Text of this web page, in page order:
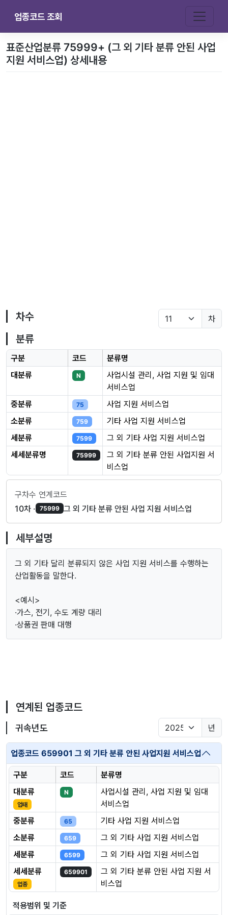
업종코드 조회
표준산업분류 75999+ (그 외 기타 분류 안된 사업
지원 서비스업) 상세내용
차수 차
분류
구분 코드
분류명
대분류
N
사업시설 관리, 사업 지원 및 임대
서비스업
중분류
75
사업 지원 서비스업
소분류
759
기타 사업 지원 서비스업
세분류
7599
그 외 기타 사업 지원 서비스업
세세분류명
75999
그 외 기타 분류 안된 사업지원 서
비스업
구차수 연계코드
10차 · 75999 그 외 기타 분류 안된 사업 지원 서비스업
세부설명
그 외 기타 달리 분류되지 않은 사업 지원 서비스를 수행하는
산업활동을 말한다.
<예시>
·가스, 전기, 수도 계량 대리
·상품권 판매 대행
연계된 업종코드
귀속년도 년
업종코드 659901 그 외 기타 분류 안된 사업지원 서비스업
구분 코드
분류명
대분류
업태
N
사업시설 관리, 사업 지원 및 임대
서비스업
중분류
65
기타 사업 지원 서비스업
소분류
659
그 외 기타 사업 지원 서비스업
세분류
6599
그 외 기타 사업 지원 서비스업
세세분류
업종
659901
그 외 기타 분류 안된 사업 지원 서
비스업
적용범위 및 기준